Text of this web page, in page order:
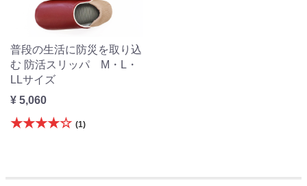
普段の生活に防災を取り込
む 防活スリッパ M・L・
LLサイズ
¥ 5,060
★★★★☆ (1)